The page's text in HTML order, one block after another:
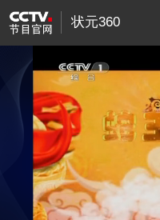
状元360